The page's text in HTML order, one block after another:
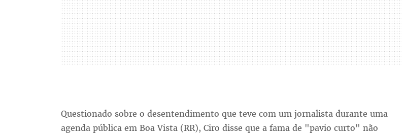
Questionado sobre o desentendimento que teve com um jornalista durante uma
agenda pública em Boa Vista (RR), Ciro disse que a fama de "pavio curto" não